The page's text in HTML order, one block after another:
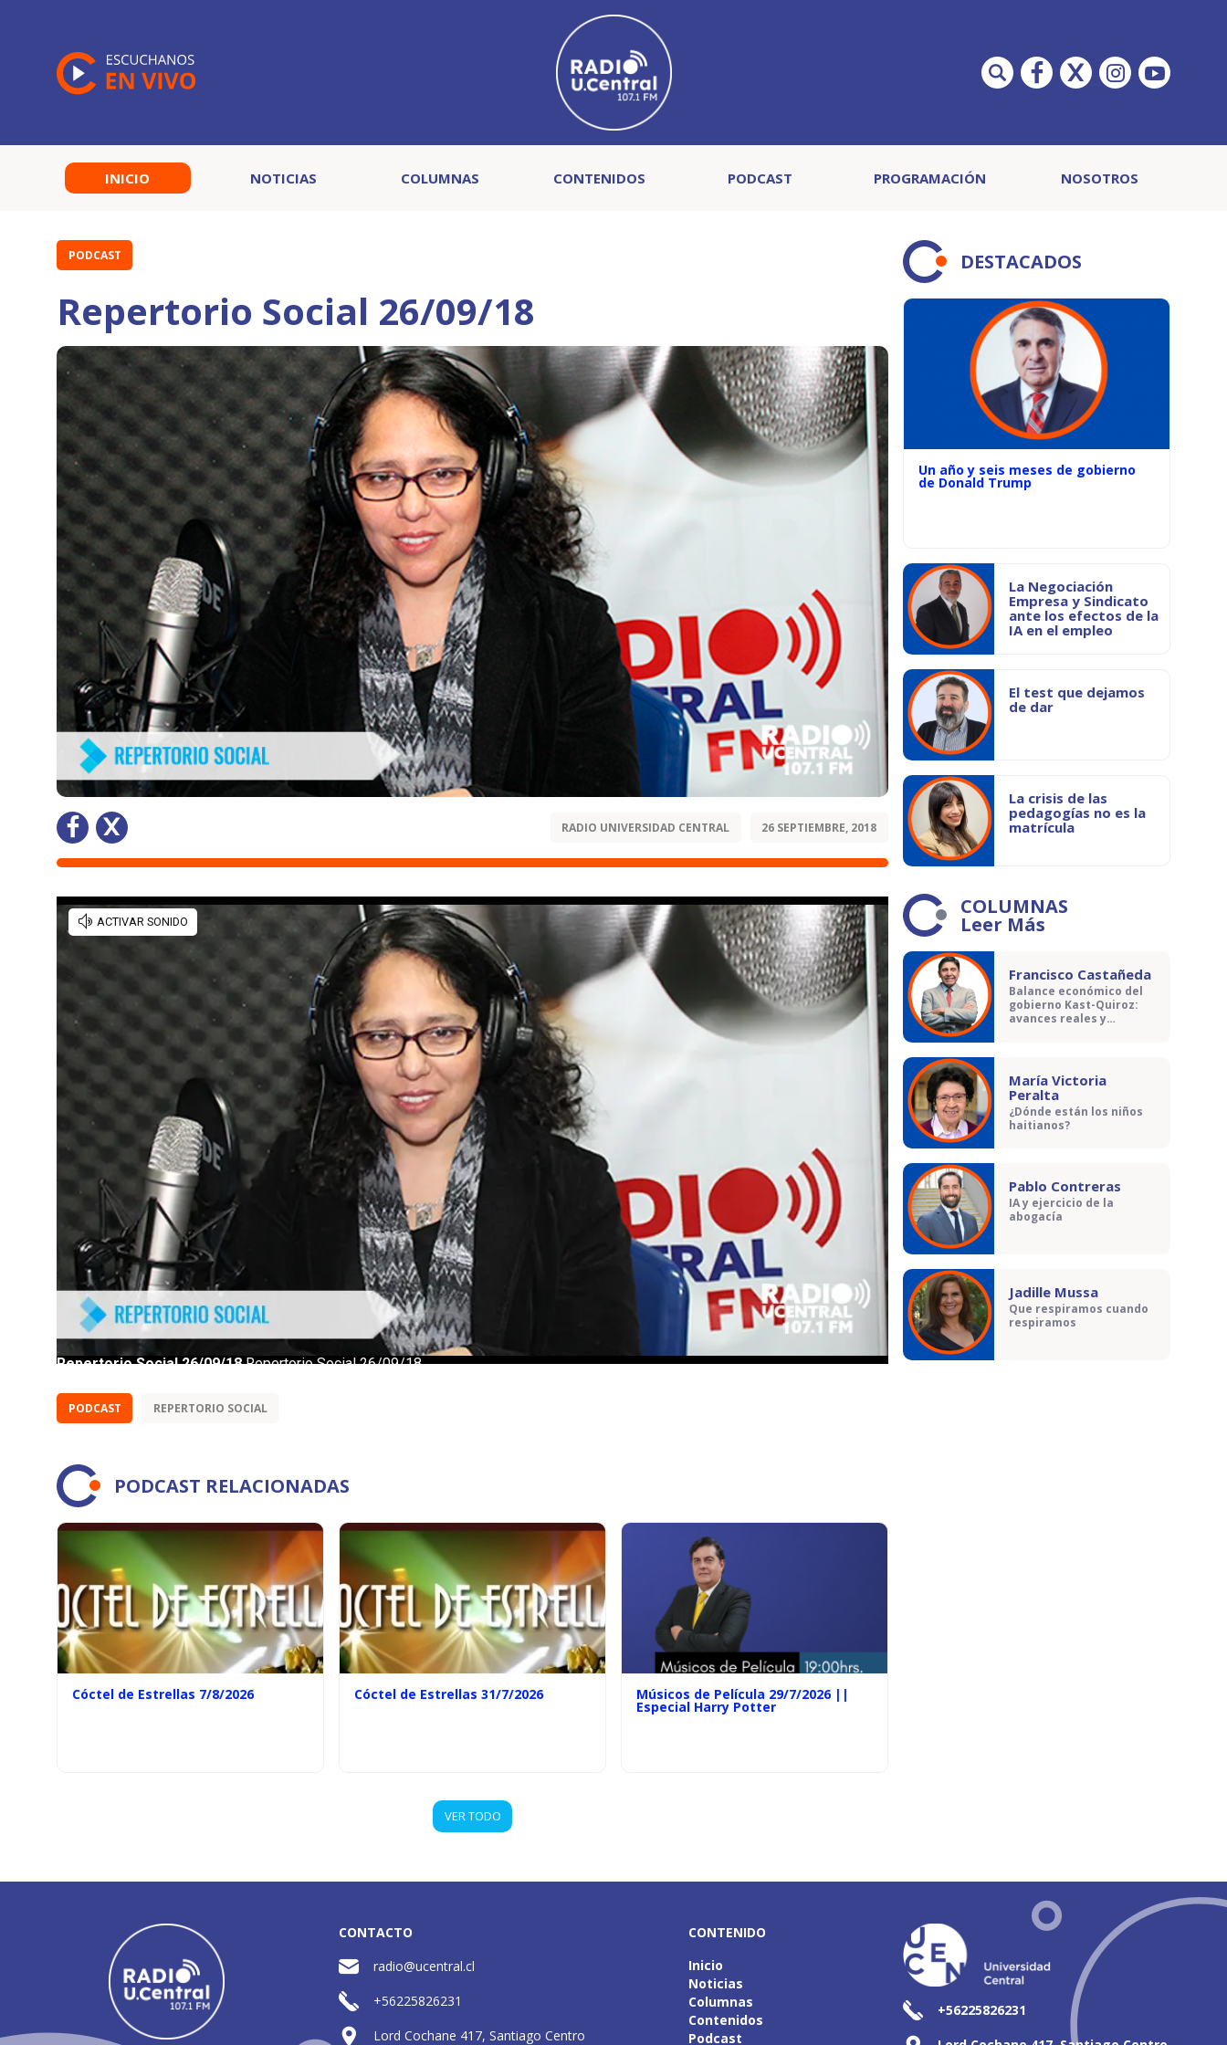
INICIO NOTICIAS COLUMNAS CONTENIDOS PODCAST PROGRAMACIÓN NOSOTROS
PODCAST
Repertorio Social 26/09/18
RADIO UNIVERSIDAD CENTRAL 26 SEPTIEMBRE, 2018
PODCAST REPERTORIO SOCIAL
PODCAST RELACIONADAS
Cóctel de Estrellas 7/8/2026 Cóctel de Estrellas 31/7/2026 Músicos de Película 29/7/2026 ||
Especial Harry Potter
VER TODO
DESTACADOS
Un año y seis meses de gobierno
de Donald Trump
La Negociación
Empresa y Sindicato
ante los efectos de la
IA en el empleo
El test que dejamos
de dar
La crisis de las
pedagogías no es la
matrícula
COLUMNAS
Leer Más
Francisco Castañeda
Balance económico del
gobierno Kast-Quiroz:
avances reales y
María Victoria
Peralta
¿Dónde están los niños
haitianos?
Pablo Contreras
IA y ejercicio de la
abogacía
Jadille Mussa
Que respiramos cuando
respiramos
CONTACTO
radio@ucentral.cl
+56225826231
Lord Cochane 417, Santiago Centro
CONTENIDO
Inicio
Noticias
Columnas
Contenidos
Podcast
+56225826231